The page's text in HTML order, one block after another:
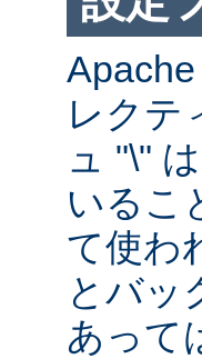
レクテ
ュ "\"
いるこ
て使わ
とバッ
あって